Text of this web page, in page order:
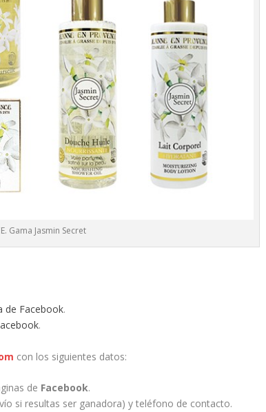
Gama Jasmin Secret
de Facebook.
.
con los siguientes datos:
de Facebook.
si resultas ser ganadora) y teléfono de contacto.